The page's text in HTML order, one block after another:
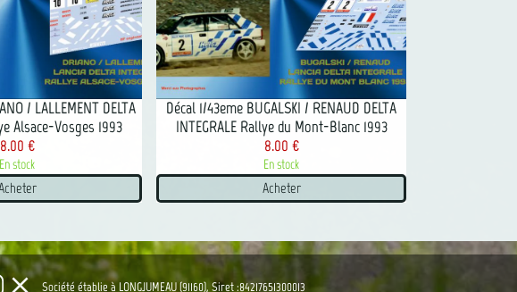
Société établie à LONGJUMEAU (91160), Siret :84217651300013
clear
/ LALLEMENT DELTA
Alsace-Vosges 1993
8.00 €
En stock
Décal 1/43eme BUGALSKI / RENAUD DELTA
INTEGRALE Rallye du Mont-Blanc 1993
8.00 €
En stock
Acheter